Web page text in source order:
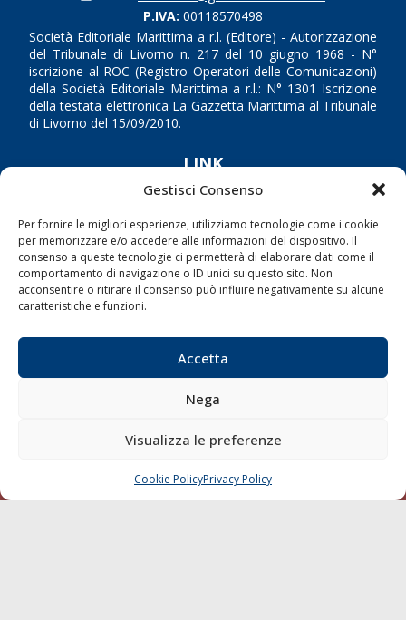
Gestisci Consenso
Per fornire le migliori esperienze, utilizziamo tecnologie come i cookie
per memorizzare e/o accedere alle informazioni del dispositivo. Il
consenso a queste tecnologie ci permetterà di elaborare dati come il
comportamento di navigazione o ID unici su questo sito. Non
acconsentire o ritirare il consenso può influire negativamente su alcune
caratteristiche e funzioni.
Accetta
Nega
Visualizza le preferenze
Cookie PolicyPrivacy Policy
P.IVA: 00118570498
Società Editoriale Marittima a r.l. (Editore) - Autorizzazione
del Tribunale di Livorno n. 217 del 10 giugno 1968 - N°
iscrizione al ROC (Registro Operatori delle Comunicazioni)
della Società Editoriale Marittima a r.l.: N° 1301 Iscrizione
della testata elettronica La Gazzetta Marittima al Tribunale
di Livorno del 15/09/2010.
LINK
Porti/Interporti
Trasporti
Varie
Compagnie di Navigazione
Diporto
Contatti
CHIAMA SCRIVI